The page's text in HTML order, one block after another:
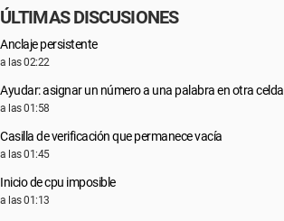
ÚLTIMAS DISCUSIONES
Anclaje persistente
a las 02:22
Ayudar: asignar un número a una palabra en otra celda
a las 01:58
Casilla de verificación que permanece vacía
a las 01:45
Inicio de cpu imposible
a las 01:13